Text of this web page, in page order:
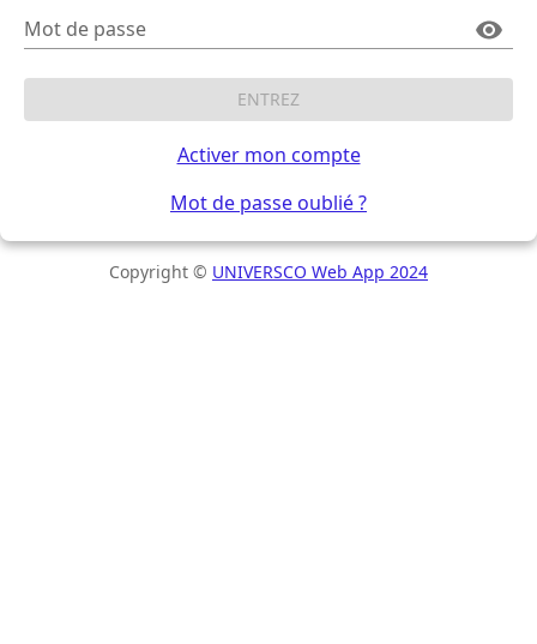
Mot de passe
ENTREZ
Activer mon compte
Mot de passe oublié ?
Copyright © UNIVERSCO Web App 2024